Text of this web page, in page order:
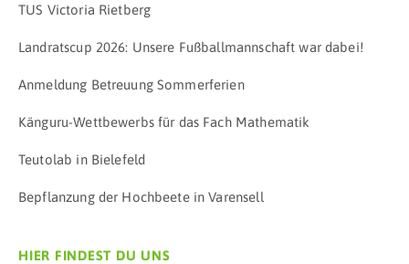
TUS Victoria Rietberg
Landratscup 2026: Unsere Fußballmannschaft war dabei!
Anmeldung Betreuung Sommerferien
Känguru-Wettbewerbs für das Fach Mathematik
Teutolab in Bielefeld
Bepflanzung der Hochbeete in Varensell
HIER FINDEST DU UNS